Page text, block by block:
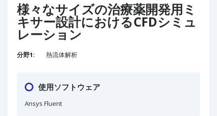
様々なサイズの治療薬開発用ミ
キサー設計におけるCFDシミュ
レーション​
分野1: 熱流体解析
使用ソフトウェア
Ansys Fluent